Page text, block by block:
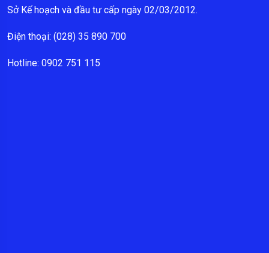
Sở Kế hoạch và đầu tư cấp ngày 02/03/2012.
Điện thoại: (028) 35 890 700
Hotline: 0902 751 115